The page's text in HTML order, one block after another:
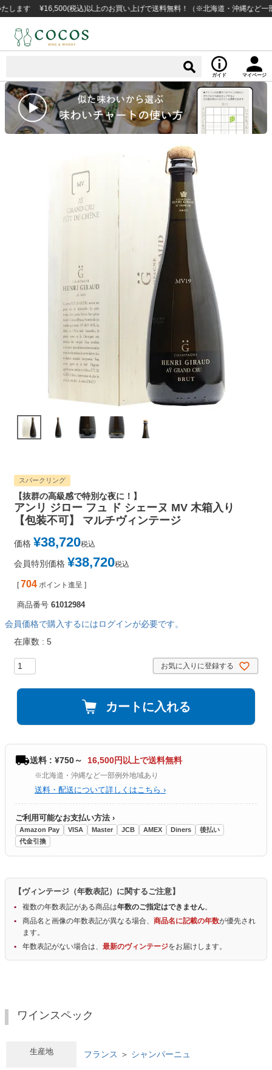
¥16,500(税込)以上のお買い上げで送料無料！（※北海道・沖縄など一部例外
ガイド マイページ
スパークリング
【抜群の高級感で特別な夜に！】
アンリ ジロー フュ ド シェーヌ MV 木箱入り
【包装不可】 マルチヴィンテージ
価格 ¥38,720税込
会員特別価格 ¥38,720税込
[ 704 ポイント進呈 ]
商品番号 61012984
会員価格で購入するにはログインが必要です。
在庫数
5
お気に入りに登録する
カートに入れる
送料 : ¥750～ 16,500円以上で送料無料
※北海道・沖縄など一部例外地域あり
送料・配送について詳しくはこちら ›
ご利用可能なお支払い方法 ›
Amazon Pay VISA Master JCB AMEX Diners
後払い
代金引換
【ヴィンテージ（年数表記）に関するご注意】
複数の年数表記がある商品は年数のご指定はできません。
商品名と画像の年数表記が異なる場合、 商品名に記載の年数が優先され
ます。
年数表記がない場合は、 最新のヴィンテージをお届けします。
ワインスペック
生産地 フランス ＞ シャンパーニュ